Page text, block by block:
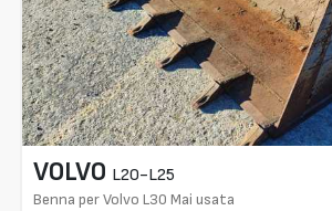
VOLVO L20-L25
Benna per Volvo L30 Mai usata